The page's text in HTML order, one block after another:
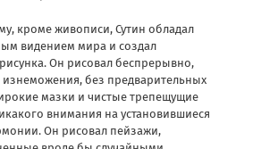
кроме живописи, Сутин обладал
видением мира и создал
Он рисовал беспрерывно,
без предварительных
мазки и чистые трепещущие
внимания на установившиеся
Он рисовал пейзажи,